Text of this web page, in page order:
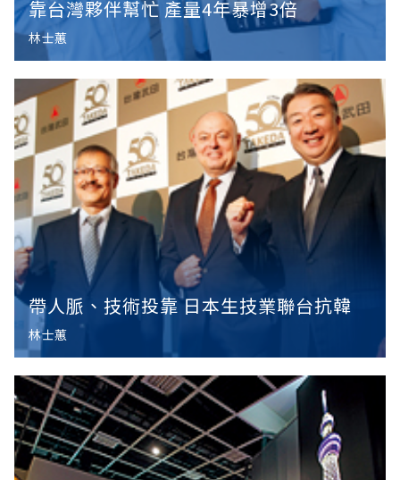
靠台灣夥伴幫忙 產量4年暴增3倍
林士蕙
帶人脈、技術投靠 日本生技業聯台抗韓
林士蕙